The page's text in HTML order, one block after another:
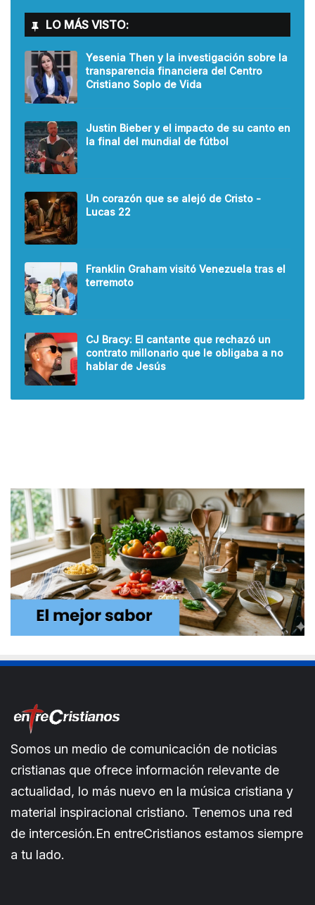
LO MÁS VISTO:
Yesenia Then y la investigación sobre la
transparencia financiera del Centro
Cristiano Soplo de Vida
Justin Bieber y el impacto de su canto en
la final del mundial de fútbol
Un corazón que se alejó de Cristo -
Lucas 22
Franklin Graham visitó Venezuela tras el
terremoto
CJ Bracy: El cantante que rechazó un
contrato millonario que le obligaba a no
hablar de Jesús
Somos un medio de comunicación de noticias
cristianas que ofrece información relevante de
actualidad, lo más nuevo en la música cristiana y
material inspiracional cristiano. Tenemos una red
de intercesión.En entreCristianos estamos siempre
a tu lado.